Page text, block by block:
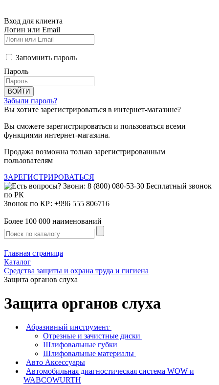
Вход для клиента
Логин или Email
Запомнить пароль
Пароль
ВОЙТИ
Забыли пароль?
Вы хотите зарегистрироваться в интернет-магазине?
Вы сможете зарегистрироваться и пользоваться всеми
функциями интернет-магазина.
Продажа возможна только зарегистрированным
пользователям
ЗАРЕГИСТРИРОВАТЬСЯ
Звонок по КР: +996 555 806716
Более 100 000 наименований
Главная страница
Каталог
Средства защиты и охрана труда и гигиена
Защита органов слуха
Защита органов слуха
Абразивный инструмент
Отрезные и зачистные диски
Шлифовальные губки
Шлифовальные материалы
Авто Аксессуары
Автомобильная диагностическая система WOW и
WABCOWURTH